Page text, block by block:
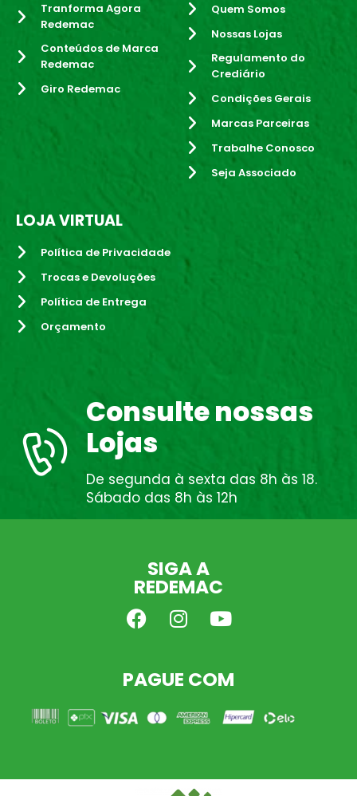
Tranforma Agora
Redemac
Conteúdos de Marca
Redemac
Giro Redemac
Quem Somos
Nossas Lojas
Regulamento do
Crediário
Condições Gerais
Marcas Parceiras
Trabalhe Conosco
Seja Associado
LOJA VIRTUAL
Política de Privacidade
Trocas e Devoluções
Política de Entrega
Orçamento
Consulte nossas
Lojas
De segunda à sexta das 8h às 18.
Sábado das 8h às 12h
SIGA A
REDEMAC
PAGUE COM